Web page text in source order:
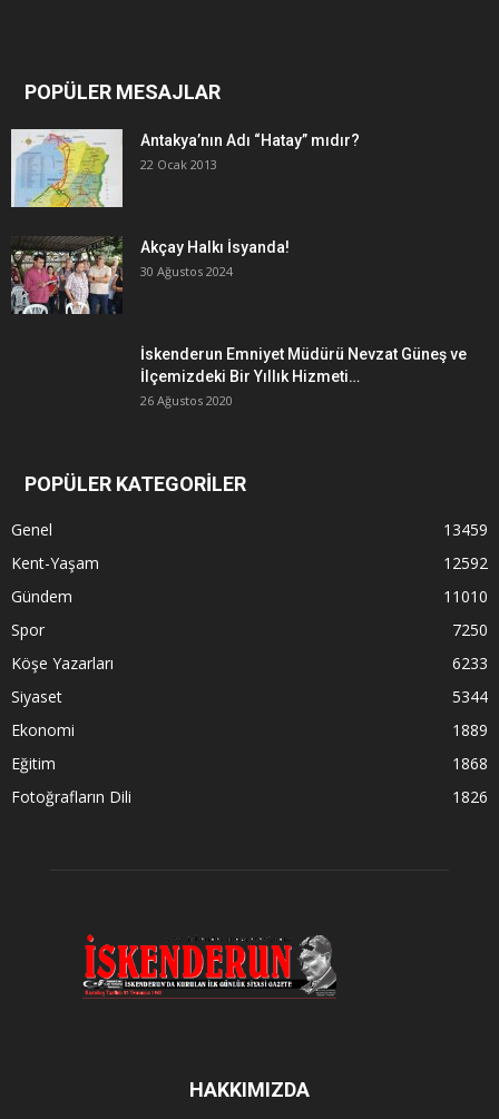
POPÜLER MESAJLAR
Antakya’nın Adı “Hatay” mıdır?
22 Ocak 2013
Akçay Halkı İsyanda!
30 Ağustos 2024
İskenderun Emniyet Müdürü Nevzat Güneş ve
İlçemizdeki Bir Yıllık Hizmeti…
26 Ağustos 2020
POPÜLER KATEGORİLER
Genel
13459
Kent-Yaşam
12592
Gündem
11010
Spor
7250
Köşe Yazarları
6233
Siyaset
5344
Ekonomi
1889
Eğitim
1868
Fotoğrafların Dili
1826
HAKKIMIZDA